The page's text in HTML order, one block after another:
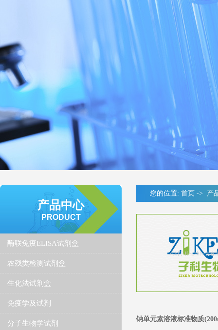
产品中心
PRODUCT
酶联免疫ELISA试剂盒
农残类检测试剂盒
生化法试剂盒
免疫学及试剂
分子生物学试剂
您的位置: 首页 -> 产
钠单元素溶液标准物质